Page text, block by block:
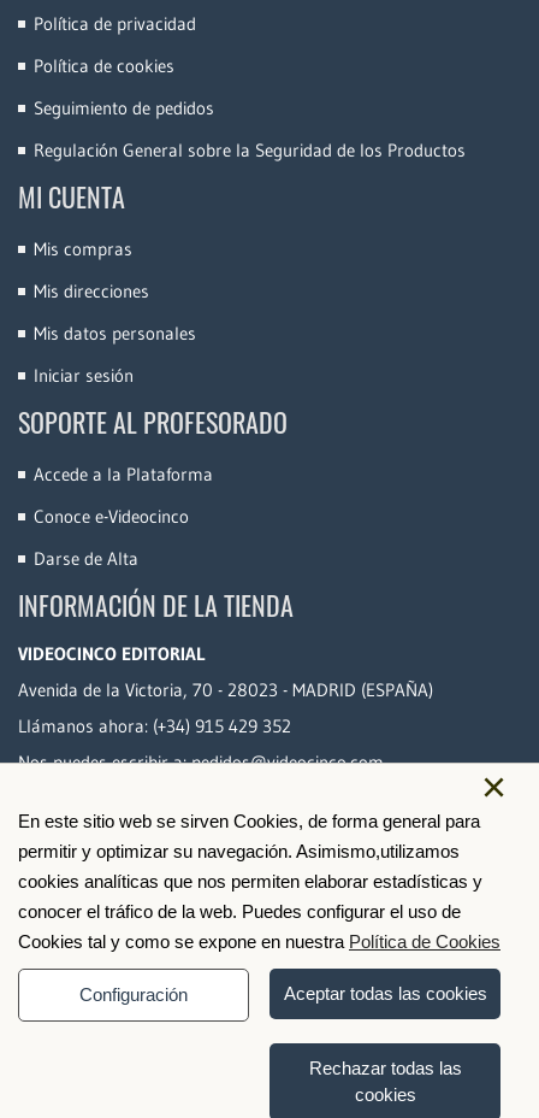
×
En este sitio web se sirven Cookies, de forma general para
permitir y optimizar su navegación. Asimismo,utilizamos
cookies analíticas que nos permiten elaborar estadísticas y
conocer el tráfico de la web. Puedes configurar el uso de
Cookies tal y como se expone en nuestra Política de Cookies
Configuración Aceptar todas las cookies
Rechazar todas las
cookies
Política de privacidad
Política de cookies
Seguimiento de pedidos
Regulación General sobre la Seguridad de los Productos
MI CUENTA
Mis compras
Mis direcciones
Mis datos personales
Iniciar sesión
SOPORTE AL PROFESORADO
Accede a la Plataforma
Conoce e-Videocinco
Darse de Alta
INFORMACIÓN DE LA TIENDA
VIDEOCINCO EDITORIAL
Avenida de la Victoria, 70 - 28023 - MADRID (ESPAÑA)
Llámanos ahora: (+34) 915 429 352
Nos puedes escribir a:pedidos@videocinco.com
PAGO SEGURO